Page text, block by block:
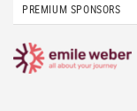
PREMIUM SPONSORS